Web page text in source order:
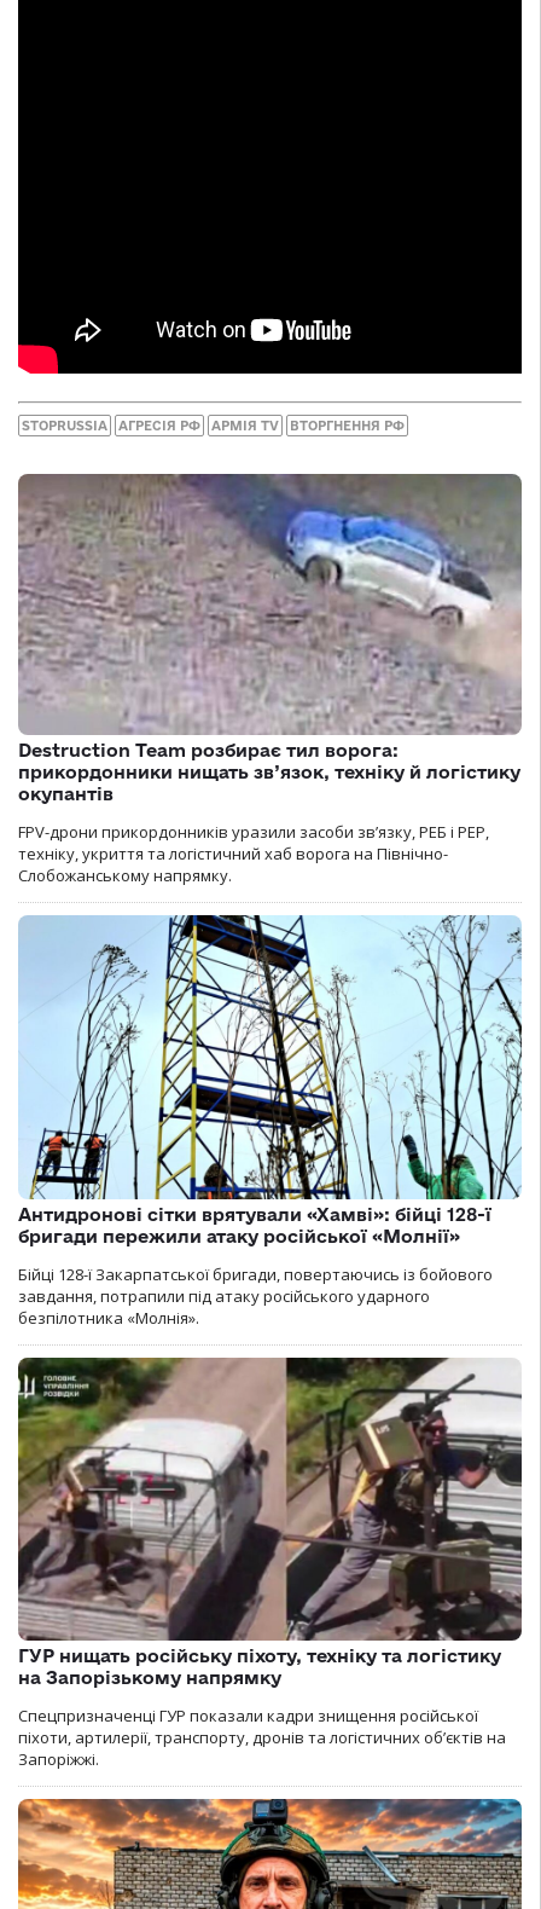
STOPRUSSIA АГРЕСІЯ РФ АРМІЯ TV ВТОРГНЕННЯ РФ
Destruction Team розбирає тил ворога:
прикордонники нищать зв’язок, техніку й логістику
окупантів
FPV-дрони прикордонників уразили засоби зв’язку, РЕБ і РЕР,
техніку, укриття та логістичний хаб ворога на Північно-
Слобожанському напрямку.
Антидронові сітки врятували «Хамві»: бійці 128-ї
бригади пережили атаку російської «Молнії»
Бійці 128-ї Закарпатської бригади, повертаючись із бойового
завдання, потрапили під атаку російського ударного
безпілотника «Молнія».
ГУР нищать російську піхоту, техніку та логістику
на Запорізькому напрямку
Спецпризначенці ГУР показали кадри знищення російської
піхоти, артилерії, транспорту, дронів та логістичних об’єктів на
Запоріжжі.